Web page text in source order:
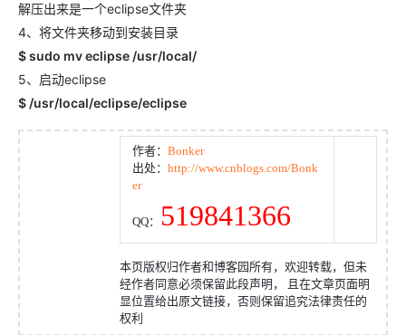
解压出来是一个eclipse文件夹
4、将文件夹移动到安装目录
$ sudo mv eclipse /usr/local/
5、启动eclipse
$ /usr/local/eclipse/eclipse
作者： Bonker
出处： http://www.cnblogs.com/Bonk
er
QQ： 519841366
本页版权归作者和博客园所有，欢迎转载，但未
经作者同意必须保留此段声明， 且在文章页面明
显位置给出原文链接，否则保留追究法律责任的
权利